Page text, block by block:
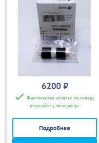
6200 ₽
Фактические остатки по складу
уточняйте у менеджера
Подробнее